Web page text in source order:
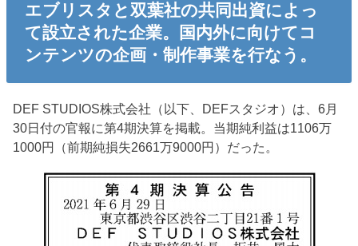
エブリスタと双葉社の共同出資によっ
て設立された企業。国内外に向けてコ
ンテンツの企画・制作事業を行なう。
DEF STUDIOS株式会社（以下、DEFスタジオ）は、6月
30日付の官報に第4期決算を掲載。当期純利益は1106万
1000円（前期純損失2661万9000円）だった。